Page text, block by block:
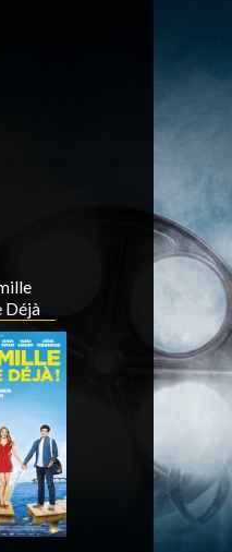
Déjà